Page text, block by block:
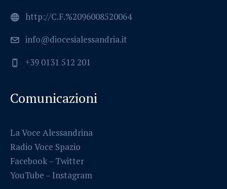
http://C.F.%2096008520064
info@diocesialessandria.it
+39 0131 512 201
Comunicazioni
La Voce Alessandrina
Radio Voce Spazio
Facebook– Twitter
YouTube – Instagram